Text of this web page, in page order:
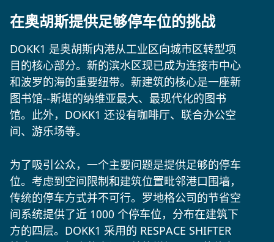
在奥胡斯提供足够停车位的挑战
DOKK1 是奥胡斯内港从工业区向城市区转型项
目的核心部分。新的滨水区现已成为连接市中心
和波罗的海的重要纽带。新建筑的核心是一座新
图书馆--斯堪的纳维亚最大、最现代化的图书
馆。此外，DOKK1 还设有咖啡厅、联合办公空
间、游乐场等。
为了吸引公众，一个主要问题是提供足够的停车
位。考虑到空间限制和建筑位置毗邻港口围墙，
传统的停车方式并不可行。罗地格公司的节省空
间系统提供了近 1000 个停车位，分布在建筑下
方的四层。DOKK1 采用的 RESPACE SHIFTER